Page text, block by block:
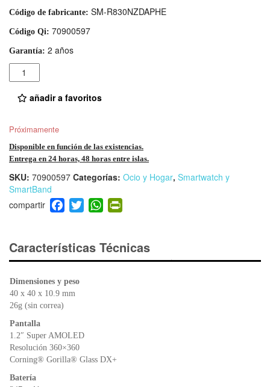
Código de fabricante: SM-R830NZDAPHE
Código Qi: 70900597
Garantía: 2 años
Cantidad
añadir a favoritos
Próximamente
Disponible en función de las existencias.
Entrega en 24 horas, 48 horas entre islas.
SKU: 70900597 Categorías: Ocio y Hogar, Smartwatch y
SmartBand
F
a
e
b
o
o
T
wi
er
W
h
s
A
ri
e
Características Técnicas
Dimensiones y peso
40 x 40 x 10.9 mm
26g (sin correa)
Pantalla
1.2″ Super AMOLED
Resolución 360×360
Corning® Gorilla® Glass DX+
Batería